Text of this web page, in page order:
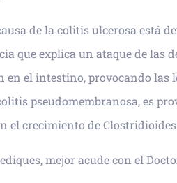
de la colitis ulcerosa está
que explica un ataque de las
en el intestino, provocando las
pseudomembranosa, es
el crecimiento de
mejor acude con el